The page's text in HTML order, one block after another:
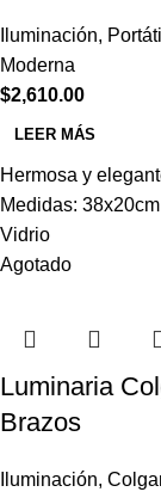
Iluminación,
Moderna
$2,610.00
LEER MÁS
Hermosa y
Medidas:
Vidrio
Agotado
Luminaria
Brazos
Iluminación,